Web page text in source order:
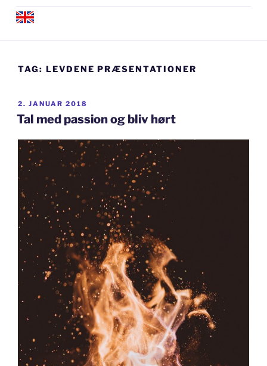
TAG: LEVDENE PRÆSENTATIONER
UDGIVET
DEN
2. JANUAR 2018
Tal med passion og bliv hørt